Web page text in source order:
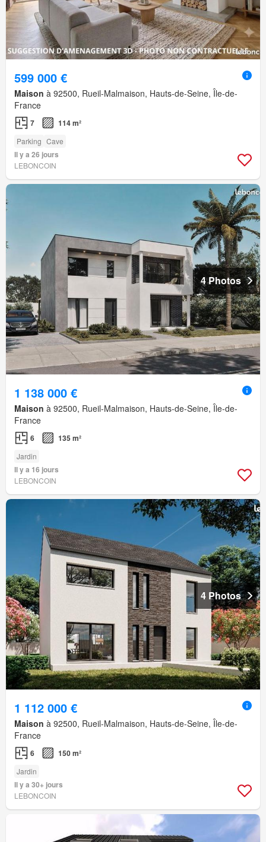
599 000 €
Maison à 92500, Rueil-Malmaison, Hauts-de-Seine, Île-de-
France
7 114 m²
Parking Cave
Il y a 26 jours
LEBONCOIN
4 Photos
1 138 000 €
Maison à 92500, Rueil-Malmaison, Hauts-de-Seine, Île-de-
France
6 135 m²
Jardin
Il y a 16 jours
LEBONCOIN
4 Photos
1 112 000 €
Maison à 92500, Rueil-Malmaison, Hauts-de-Seine, Île-de-
France
6 150 m²
Jardin
Il y a 30+ jours
LEBONCOIN